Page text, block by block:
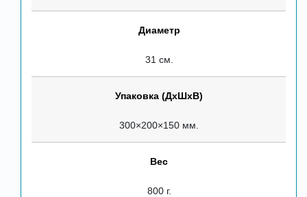
Диаметр
31 см.
Упаковка (ДхШхВ)
300×200×150 мм.
Вес
800 г.